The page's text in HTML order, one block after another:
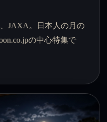
JAXA。日本人の月の
の中心特集で